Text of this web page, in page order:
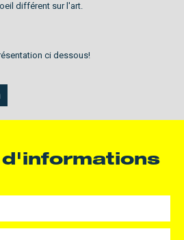
différent sur l'art.
ci dessous!
d'informations